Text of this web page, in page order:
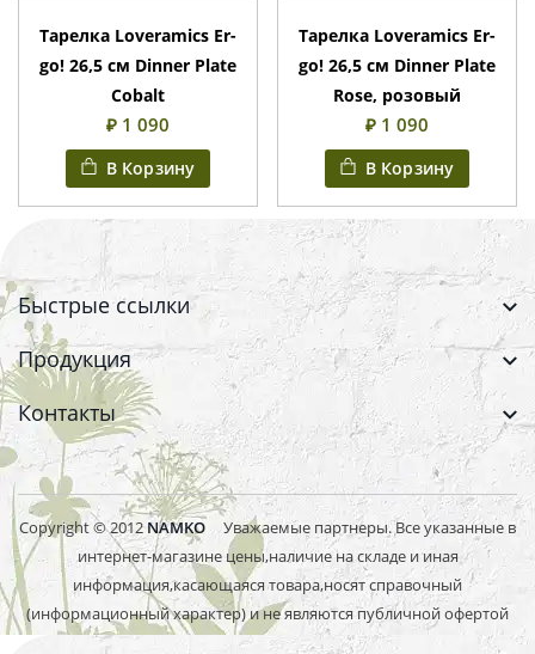
Тарелка Loveramics Er-
go! 26,5 см Dinner Plate
Cobalt
₽ 1 090
В Корзину
Тарелка Loveramics Er-
go! 26,5 см Dinner Plate
Rose, розовый
₽ 1 090
В Корзину
Быстрые ссылки
Продукция
Контакты
Copyright © 2012 NAMKO Уважаемые партнеры. Все указанные в
интернет-магазине цены,наличие на складе и иная
информация,касающаяся товара,носят справочный
(информационный характер) и не являются публичной офертой